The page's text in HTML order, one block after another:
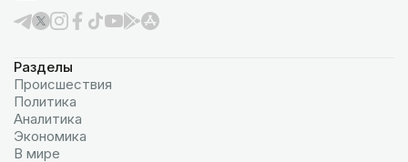
Разделы
Происшествия
Политика
Аналитика
Экономика
В мире